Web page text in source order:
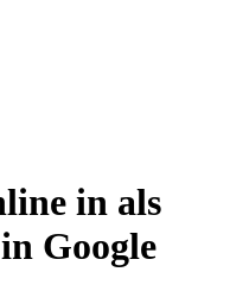
in als
Google